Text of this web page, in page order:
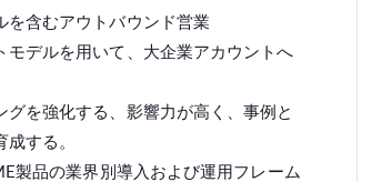
を含むアウトバウンド営業
デルを用いて、大企業アカウントへ
を強化する、影響力が高く、事例と
する。
製品の業界別導入および運用フレーム